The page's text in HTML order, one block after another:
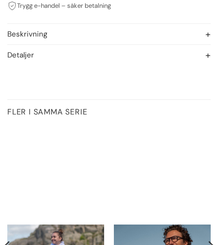
Trygg e-handel – säker betalning
Beskrivning
Detaljer
FLER I SAMMA SERIE